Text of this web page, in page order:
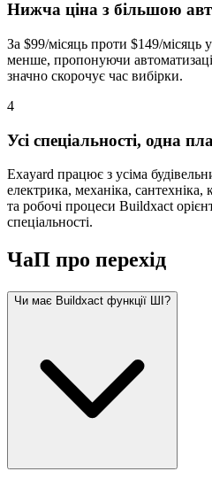
Нижча ціна з більшою
За $99/місяць проти $149/
менше, пропонуючи
значно скорочує час вибірки.
4
Усі спеціальності, одна
Exayard працює з усіма
електрика, механіка,
та робочі процеси Buildxact
спеціальності.
ЧаП про перехід
Чи має Buildxact функції ШІ?